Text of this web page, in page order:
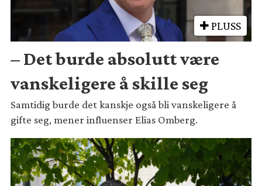
PLUSS
– Det burde absolutt være
vanskeligere å skille seg
Samtidig burde det kanskje også bli vanskeligere å
gifte seg, mener influenser Elias Omberg.